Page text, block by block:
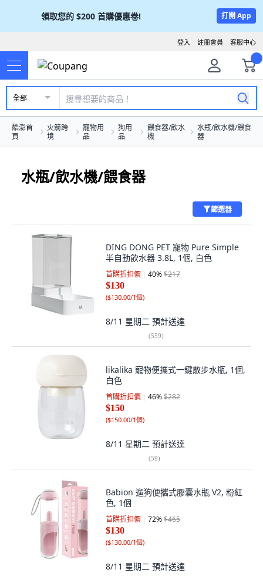
領取您的 $200 首購優惠卷! 打開 App
客服中心
註冊會員
登入
全部
酷澎首
頁
火箭跨
境
寵物用
品
狗用
品
餵食器/飲水
機
水瓶/飲水機/餵食
器
水瓶/飲水機/餵食器
篩選器
DING DONG PET 寵物 Pure Simple
半自動飲水器 3.8L, 1個, 白色
首購折扣價 40%$217
$130
($130.00/1個)
8/11 星期二 預計送達
(559)
likalika 寵物便攜式一鍵散步水瓶, 1個,
白色
首購折扣價 46%$282
$150
($150.00/1個)
8/11 星期二 預計送達
(59)
Babion 遛狗便攜式膠囊水瓶 V2, 粉紅
色, 1個
首購折扣價 72%$465
$130
($130.00/1個)
8/11 星期二 預計送達